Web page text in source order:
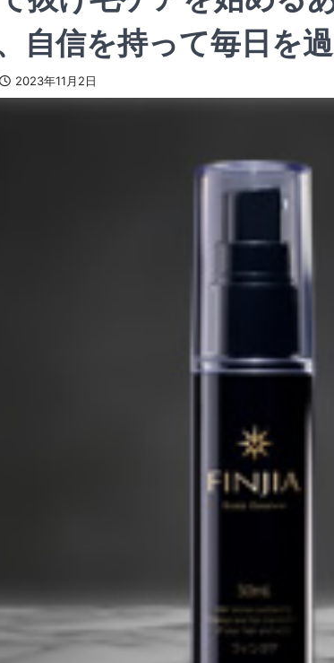
自信を持って毎日を
2023年11月2日